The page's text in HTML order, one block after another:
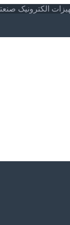
الکترونیک